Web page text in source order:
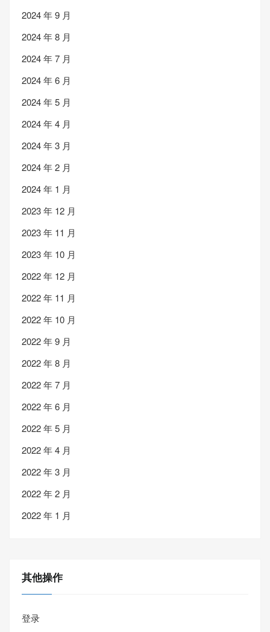
2024 年 9 月
2024 年 8 月
2024 年 7 月
2024 年 6 月
2024 年 5 月
2024 年 4 月
2024 年 3 月
2024 年 2 月
2024 年 1 月
2023 年 12 月
2023 年 11 月
2023 年 10 月
2022 年 12 月
2022 年 11 月
2022 年 10 月
2022 年 9 月
2022 年 8 月
2022 年 7 月
2022 年 6 月
2022 年 5 月
2022 年 4 月
2022 年 3 月
2022 年 2 月
2022 年 1 月
其他操作
登录